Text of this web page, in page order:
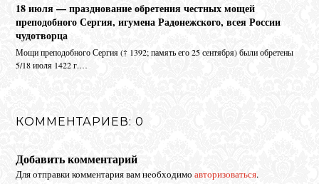
18 июля — празднование обретения честных мощей
преподобного Сергия, игумена Радонежского, всея России
чудотворца
Мо­щи пре­по­доб­но­го Сер­гия († 1392; па­мять его 25 сен­тяб­ря) бы­ли об­ре­те­ны
5/18 июля 1422 г.…
КОММЕНТАРИЕВ: 0
Добавить комментарий
Для отправки комментария вам необходимоавторизоваться.